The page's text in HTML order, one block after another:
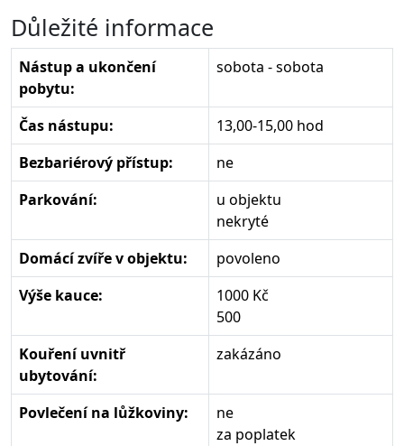
Důležité informace
Nástup a ukončení
pobytu:
sobota - sobota
Čas nástupu:
13,00-15,00 hod
Bezbariérový přístup:
ne
Parkování:
u objektu
nekryté
Domácí zvíře v objektu:
povoleno
Výše kauce:
1000 Kč
500
Kouření uvnitř
ubytování:
zakázáno
Povlečení na lůžkoviny:
ne
za poplatek